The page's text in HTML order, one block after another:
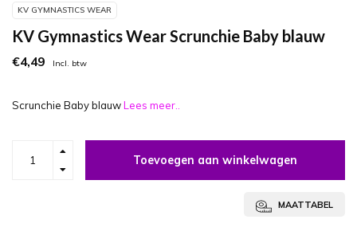
KV GYMNASTICS WEAR
KV Gymnastics Wear Scrunchie Baby blauw
€4,49 Incl. btw
Scrunchie Baby blauwLees meer..
Toevoegen aan winkelwagen
MAATTABEL